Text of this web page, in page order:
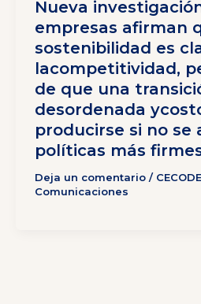
Nueva
empresas afirman
sostenibilidad es
lacompetitividad,
de que una
desordenada
producirse si no se
políticas más
Deja un comentario /
Comunicaciones